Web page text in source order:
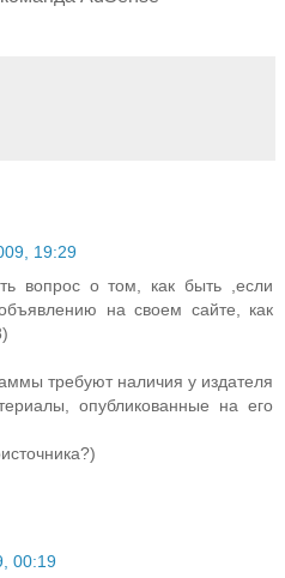
19:29
вопрос о том, как быть ,если
на своем сайте, как
требуют наличия у издателя
опубликованные на его
00:19